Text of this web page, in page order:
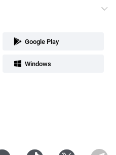
Google Play
Windows